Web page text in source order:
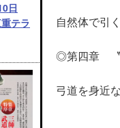
日
テラ
自然体で引
◎第四章 〝
弓道を身近